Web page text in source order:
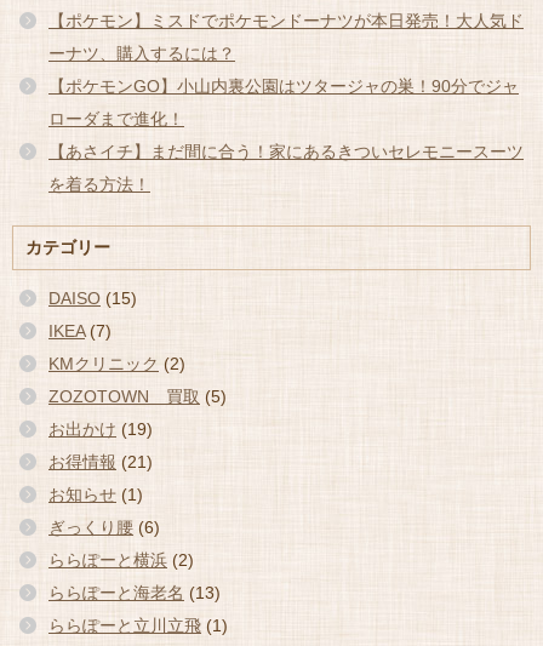
【ポケモン】ミスドでポケモンドーナツが本日発売！大人気ド
ーナツ、購入するには？
【ポケモンGO】小山内裏公園はツタージャの巣！90分でジャ
ローダまで進化！
【あさイチ】まだ間に合う！家にあるきついセレモニースーツ
を着る方法！
カテゴリー
DAISO (15)
IKEA(7)
KMクリニック (2)
ZOZOTOWN 買取 (5)
お出かけ (19)
お得情報 (21)
お知らせ (1)
ぎっくり腰 (6)
ららぽーと横浜 (2)
ららぽーと海老名 (13)
ららぽーと立川立飛 (1)